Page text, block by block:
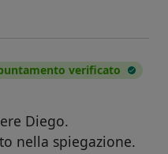
verificato
Diego.
nella spiegazione.